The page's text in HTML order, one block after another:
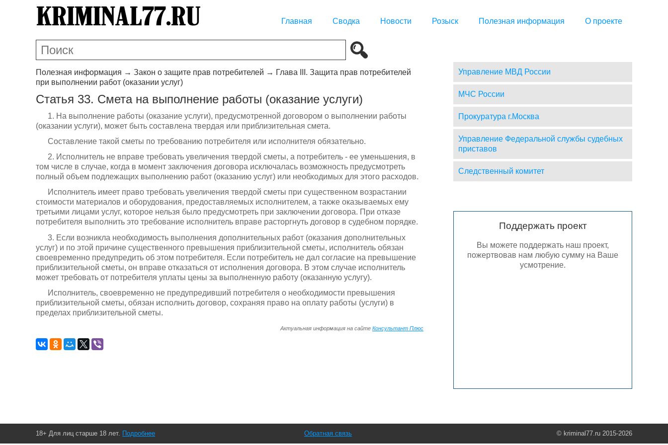
Главная Сводка Новости Розыск Полезная информация О проекте
Полезная информация → Закон о защите прав потребителей → Глава III. Защита прав потребителей
при выполнении работ (оказании услуг)
Статья 33. Смета на выполнение работы (оказание услуги)
1. На выполнение работы (оказание услуги), предусмотренной договором о выполнении работы
(оказании услуги), может быть составлена твердая или приблизительная смета.
Составление такой сметы по требованию потребителя или исполнителя обязательно.
2. Исполнитель не вправе требовать увеличения твердой сметы, а потребитель - ее уменьшения, в
том числе в случае, когда в момент заключения договора исключалась возможность предусмотреть
полный объем подлежащих выполнению работ (оказанию услуг) или необходимых для этого расходов.
Исполнитель имеет право требовать увеличения твердой сметы при существенном возрастании
стоимости материалов и оборудования, предоставляемых исполнителем, а также оказываемых ему
третьими лицами услуг, которое нельзя было предусмотреть при заключении договора. При отказе
потребителя выполнить это требование исполнитель вправе расторгнуть договор в судебном порядке.
3. Если возникла необходимость выполнения дополнительных работ (оказания дополнительных
услуг) и по этой причине существенного превышения приблизительной сметы, исполнитель обязан
своевременно предупредить об этом потребителя. Если потребитель не дал согласие на превышение
приблизительной сметы, он вправе отказаться от исполнения договора. В этом случае исполнитель
может требовать от потребителя уплаты цены за выполненную работу (оказанную услугу).
Исполнитель, своевременно не предупредивший потребителя о необходимости превышения
приблизительной сметы, обязан исполнить договор, сохраняя право на оплату работы (услуги) в
пределах приблизительной сметы.
Актуальная информация на сайте Консультант Плюс
Управление МВД России
МЧС России
Прокуратура г.Москва
Управление Федеральной службы судебных
приставов
Следственный комитет
Поддержать проект
Вы можете поддержать наш проект,
пожертвовав нам любую сумму на Ваше
усмотрение.
18+ Для лиц старше 18 лет. Подробнее © kriminal77.ru 2015-2026
Обратная связь